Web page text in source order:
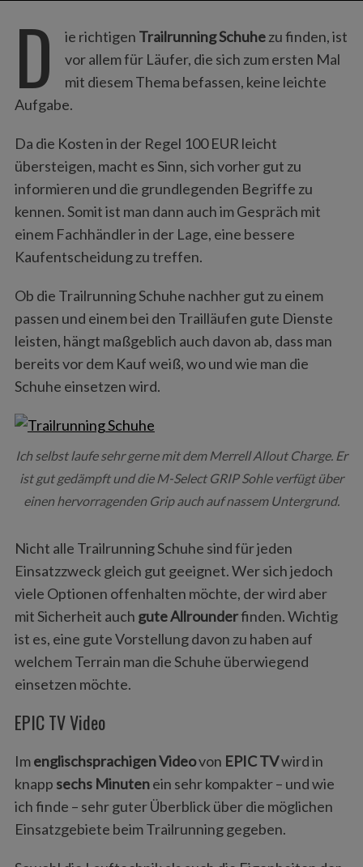
D ie richtigen Trailrunning Schuhezu finden, ist
vor allem für Läufer, die sich zum ersten Mal
mit diesem Thema befassen, keine leichte
Aufgabe.
Da die Kosten in der Regel 100 EUR leicht
übersteigen, macht es Sinn, sich vorher gut zu
informieren und die grundlegenden Begriffe zu
kennen. Somit ist man dann auch im Gespräch mit
einem Fachhändler in der Lage, eine bessere
Kaufentscheidung zu treffen.
Ob die Trailrunning Schuhe nachher gut zu einem
passen und einem bei den Trailläufen gute Dienste
leisten, hängt maßgeblich auch davon ab, dass man
bereits vor dem Kauf weiß, wo und wie man die
Schuhe einsetzen wird.
Ich selbst laufe sehr gerne mit dem Merrell Allout Charge. Er
ist gut gedämpft und die M-Select GRIP Sohle verfügt über
einen hervorragenden Grip auch auf nassem Untergrund.
Nicht alle Trailrunning Schuhe sind für jeden
Einsatzzweck gleich gut geeignet. Wer sich jedoch
viele Optionen offenhalten möchte, der wird aber
mit Sicherheit auch gute Allrounderfinden. Wichtig
ist es, eine gute Vorstellung davon zu haben auf
welchem Terrain man die Schuhe überwiegend
einsetzen möchte.
EPIC TV Video
Imenglischsprachigen Videovon EPIC TVwird in
knapp sechs Minutenein sehr kompakter – und wie
ich finde – sehr guter Überblick über die möglichen
Einsatzgebiete beim Trailrunning gegeben.